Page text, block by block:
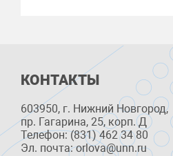
КОНТАКТЫ
603950, г. Нижний Новгород,
пр. Гагарина, 25, корп. Д
Телефон: (831) 462 34 80
Эл. почта: orlova@unn.ru